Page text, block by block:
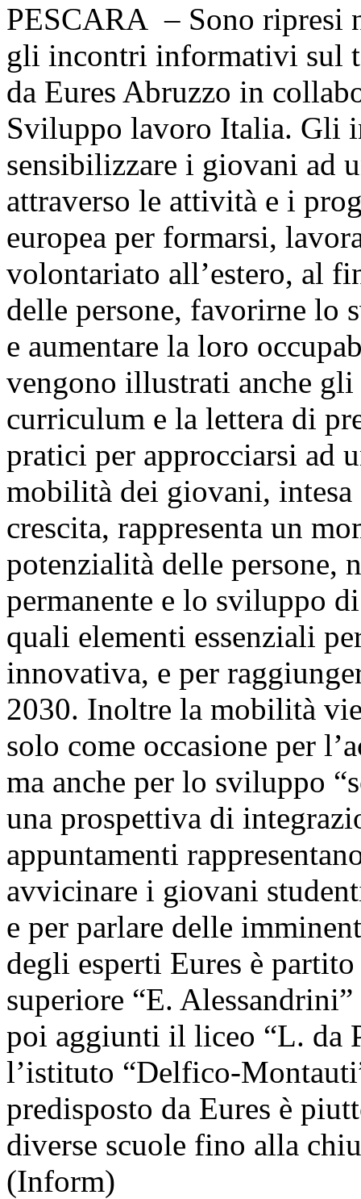
PESCARA – Sono ripresi
gli incontri informativi sul
da Eures Abruzzo in
Sviluppo lavoro Italia. Gli
sensibilizzare i giovani ad
attraverso le attività e i
europea per formarsi,
volontariato all’estero, al
delle persone, favorirne lo
e aumentare la loro
vengono illustrati anche
curriculum e la lettera di
pratici per approcciarsi ad
mobilità dei giovani,
crescita, rappresenta un
potenzialità delle persone,
permanente e lo sviluppo
quali elementi essenziali
innovativa, e per
2030. Inoltre la mobilità
solo come occasione per
ma anche per lo sviluppo
una prospettiva di
appuntamenti
avvicinare i giovani
e per parlare delle
degli esperti Eures è
superiore “E.
poi aggiunti il liceo “L. da
l’istituto “Delfico-
predisposto da Eures è
diverse scuole fino alla
(Inform)